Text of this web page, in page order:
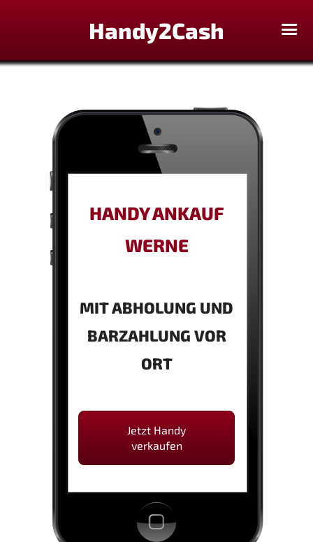
Handy2Cash
HANDY ANKAUF
WERNE
MIT ABHOLUNG UND
BARZAHLUNG VOR
ORT
Jetzt Handy
verkaufen